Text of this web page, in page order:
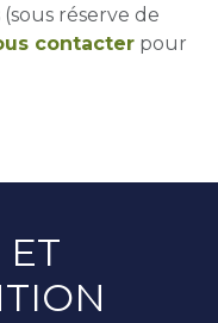
réserve de
contacter pour
ET